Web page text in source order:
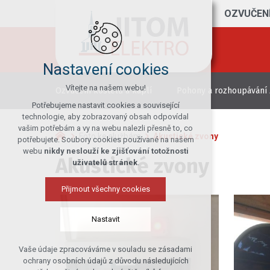
Ozvučení kostelů a kaplí Pohony a
Foto ke službám Akustické zvony
Akustické zvony
Nastavení cookies
Vítejte na našem webu!
Potřebujeme nastavit cookies a související
technologie, aby zobrazovaný obsah odpovídal
vašim potřebám a vy na webu nalezli přesně to, co
potřebujete. Soubory cookies používané na našem
webu nikdy neslouží ke zjišťování totožnosti
uživatelů stránek.
Přijmout všechny cookies
Nastavit
Technická cookies
Vaše údaje zpracováváme v souladu se zásadami
ochrany osobních údajů z důvodu následujících